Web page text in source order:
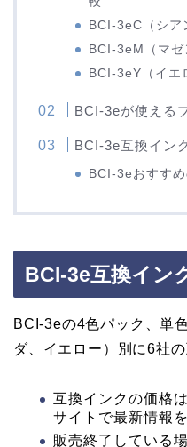
BCI-3eC（シア
BCI-3eM（マゼ
BCI-3eY（イエ
BCI-3eが使える
BCI-3e互換イン
BCI-3eおすす
BCI-3e互換イン
BCI-3eの4色パック、単
ダ、イエロー）別に6社
互換インクの価格
サイトで最新情報
販売終了している